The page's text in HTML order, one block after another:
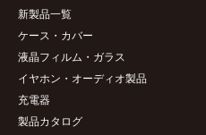
新製品一覧
ケース・カバー
液晶フィルム・ガラス
イヤホン・オーディオ製品
充電器
製品カタログ